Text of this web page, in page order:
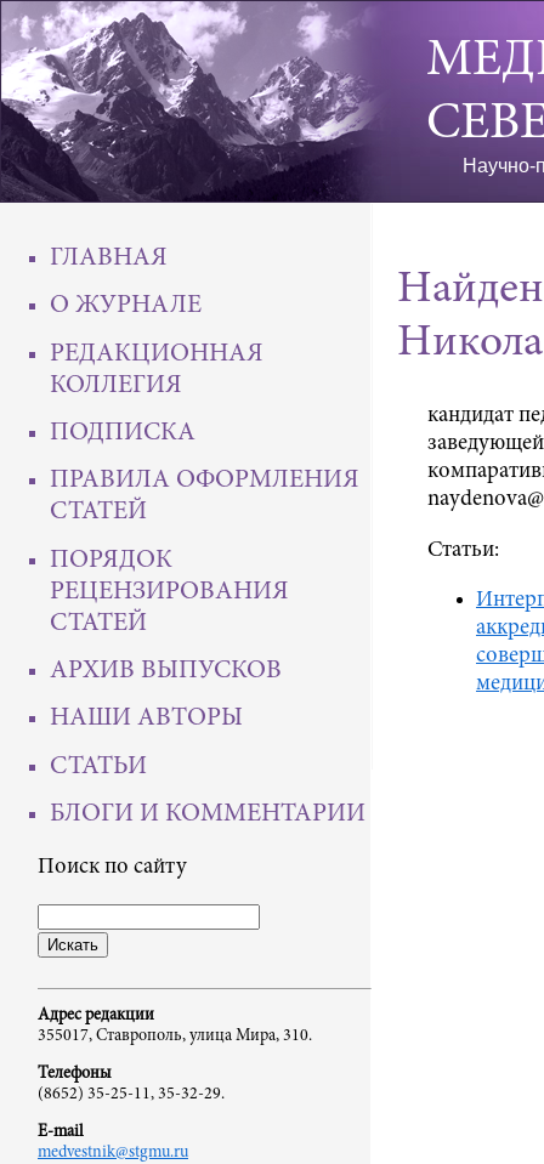
Научно-
ГЛАВНАЯ
О ЖУРНАЛЕ
РЕДАКЦИОННАЯ
КОЛЛЕГИЯ
ПОДПИСКА
ПРАВИЛА ОФОРМЛЕНИЯ
СТАТЕЙ
ПОРЯДОК
РЕЦЕНЗИРОВАНИЯ
СТАТЕЙ
АРХИВ ВЫПУСКОВ
НАШИ АВТОРЫ
СТАТЬИ
БЛОГИ И КОММЕНТАРИИ
Поиск по сайту
Адрес редакции
355017, Ставрополь, улица Мира, 310.
Телефоны
(8652) 35-25-11, 35-32-29.
E-mail
medvestnik@stgmu.ru
кандидат
Статьи: